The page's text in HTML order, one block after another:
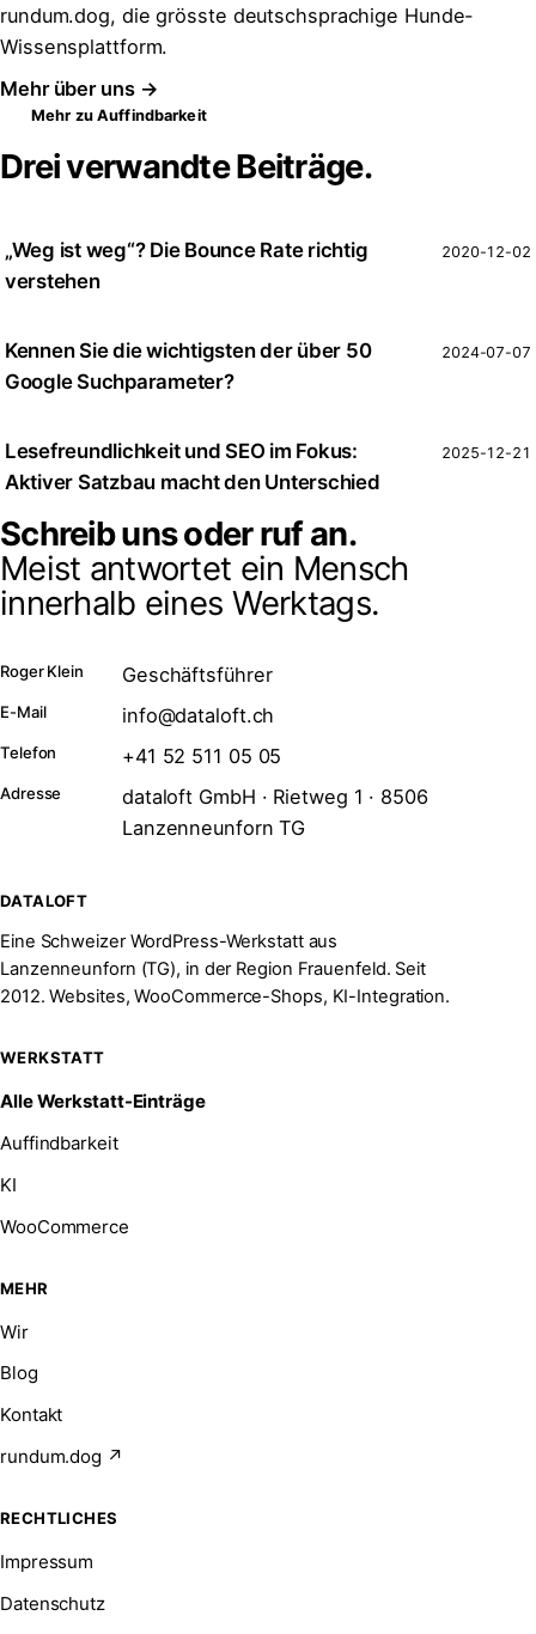
rundum.dog, die grösste deutschsprachige Hunde-
Wissensplattform.
Mehr über uns →
Mehr zu Auffindbarkeit
Drei verwandte Beiträge.
„Weg ist weg“? Die Bounce Rate richtig
verstehen
2020-12-02
Kennen Sie die wichtigsten der über 50
Google Suchparameter?
2024-07-07
Lesefreundlichkeit und SEO im Fokus:
Aktiver Satzbau macht den Unterschied
2025-12-21
Schreib uns oder ruf an.
Meist antwortet ein Mensch
innerhalb eines Werktags.
Roger Klein Geschäftsführer
E-Mail info@dataloft.ch
Telefon +41 52 511 05 05
Adresse
dataloft GmbH · Rietweg 1 · 8506
Lanzenneunforn TG
DATALOFT
Eine Schweizer WordPress-Werkstatt aus
Lanzenneunforn (TG), in der Region Frauenfeld. Seit
2012. Websites, WooCommerce-Shops, KI-Integration.
WERKSTATT
Alle Werkstatt-Einträge
Auffindbarkeit
KI
WooCommerce
MEHR
Wir
Blog
Kontakt
rundum.dog ↗
RECHTLICHES
Impressum
Datenschutz